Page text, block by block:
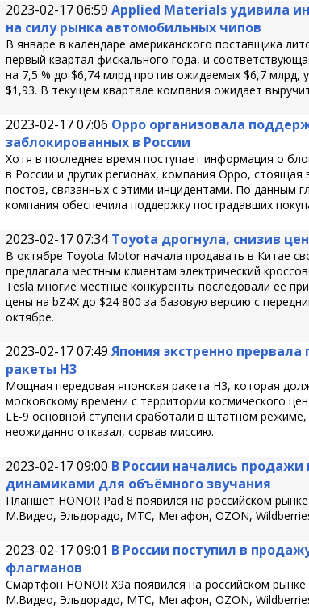
2023-02-17 06:59 Applied Materials удивила
на силу рынка автомобильных чипов
В январе в календаре американского поставщика
первый квартал фискального года, и
на 7,5 % до $6,74 млрд против ожидаемых $6,7 млрд,
$1,93. В текущем квартале компания ожидает
2023-02-17 07:06 Oppo организовала
заблокированных в России
Хотя в последнее время поступает информация о
в России и других регионах, компания Oppo,
постов, связанных с этими инцидентами. По данным
компания обеспечила поддержку пострадавших
2023-02-17 07:34 Toyota дрогнула, снизив
В октябре Toyota Motor начала продавать в Китае
предлагала местным клиентам электрический
Tesla многие местные конкуренты последовали её
цены на bZ4X до $24 800 за базовую версию с
октябре.
2023-02-17 07:49 Япония экстренно
ракеты H3
Мощная передовая японская ракета H3, которая
московскому времени с территории космического
LE-9 основной ступени сработали в штатном
неожиданно отказал, сорвав миссию.
2023-02-17 09:00 В России начались продажи
динамиками для объёмного звучания
Планшет HONOR Pad 8 появился на российском
М.Видео, Эльдорадо, МТС, Мегафон, OZON,
2023-02-17 09:01 В России поступил в
флагманов
Смартфон HONOR X9a появился на российском
М.Видео, Эльдорадо, МТС, Мегафон, OZON,